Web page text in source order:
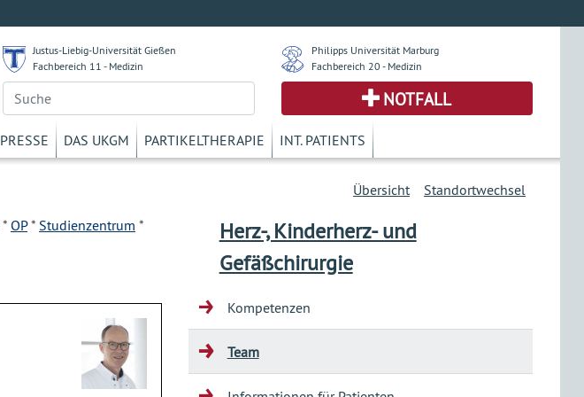
Justus-Liebig-Universität Gießen
Fachbereich 11 - Medizin
Philipps Universität Marburg
Fachbereich 20 - Medizin
NOTFALL
PRESSE DAS UKGM PARTIKELTHERAPIE INT. PATIENTS
Standortwechsel
Übersicht
* OP* Studienzentrum *
Herz-, Kinderherz- und
Gefäßchirurgie
Kompetenzen
Team